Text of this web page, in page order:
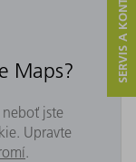
Maps?
jste
Upravte
.
SERVIS A KONTAKT